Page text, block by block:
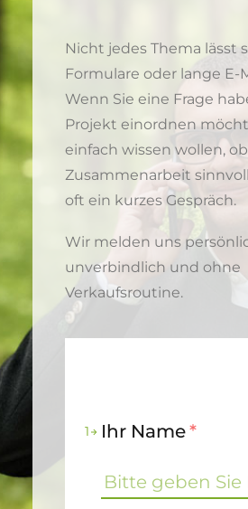
Nicht jedes Thema lässt
Formulare oder lange E-
Wenn Sie eine Frage
Projekt einordnen
einfach wissen wollen,
Zusammenarbeit
oft ein kurzes Gespräch.
Wir melden uns
unverbindlich und ohne
Verkaufsroutine.
1 Ihr Name*